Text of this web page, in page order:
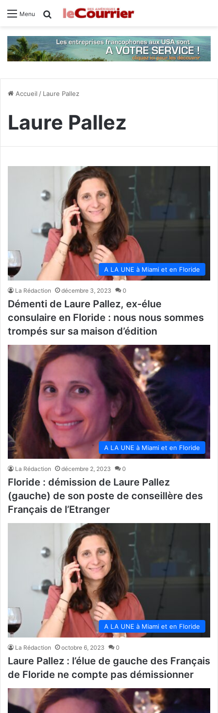
Menu Rechercher
Accueil / Laure Pallez
Laure Pallez
A LA UNE à Miami et en Floride
La Rédaction décembre 3, 2023 0
Démenti de Laure Pallez, ex-élue
consulaire en Floride : nous nous sommes
trompés sur sa maison d’édition
A LA UNE à Miami et en Floride
La Rédaction décembre 2, 2023 0
Floride : démission de Laure Pallez
(gauche) de son poste de conseillère des
Français de l’Etranger
A LA UNE à Miami et en Floride
La Rédaction octobre 6, 2023 0
Laure Pallez : l’élue de gauche des Français
de Floride ne compte pas démissionner